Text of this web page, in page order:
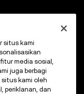
situs kami
media sosial,
juga berbagi
kami oleh
periklanan, dan